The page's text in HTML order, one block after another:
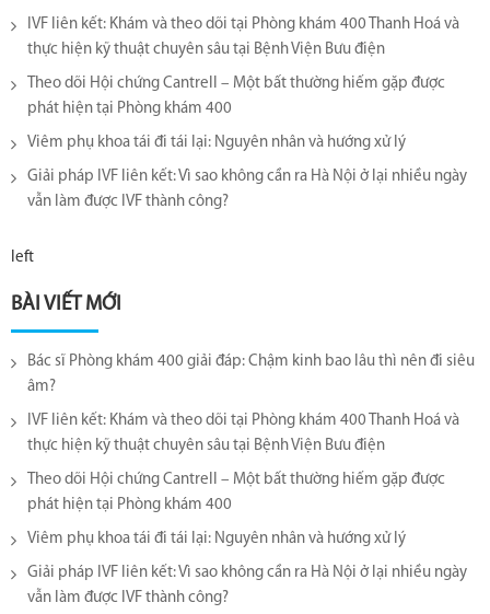
IVF liên kết: Khám và theo dõi tại Phòng khám 400 Thanh Hoá và
thực hiện kỹ thuật chuyên sâu tại Bệnh Viện Bưu điện
Theo dõi Hội chứng Cantrell – Một bất thường hiếm gặp được
phát hiện tại Phòng khám 400
Viêm phụ khoa tái đi tái lại​: Nguyên nhân và hướng xử lý
Giải pháp IVF liên kết: Vì sao không cần ra Hà Nội ở lại nhiều ngày
vẫn làm được IVF thành công?
left
BÀI VIẾT MỚI
Bác sĩ Phòng khám 400 giải đáp: Chậm kinh bao lâu thì nên đi siêu
âm?
IVF liên kết: Khám và theo dõi tại Phòng khám 400 Thanh Hoá và
thực hiện kỹ thuật chuyên sâu tại Bệnh Viện Bưu điện
Theo dõi Hội chứng Cantrell – Một bất thường hiếm gặp được
phát hiện tại Phòng khám 400
Viêm phụ khoa tái đi tái lại​: Nguyên nhân và hướng xử lý
Giải pháp IVF liên kết: Vì sao không cần ra Hà Nội ở lại nhiều ngày
vẫn làm được IVF thành công?